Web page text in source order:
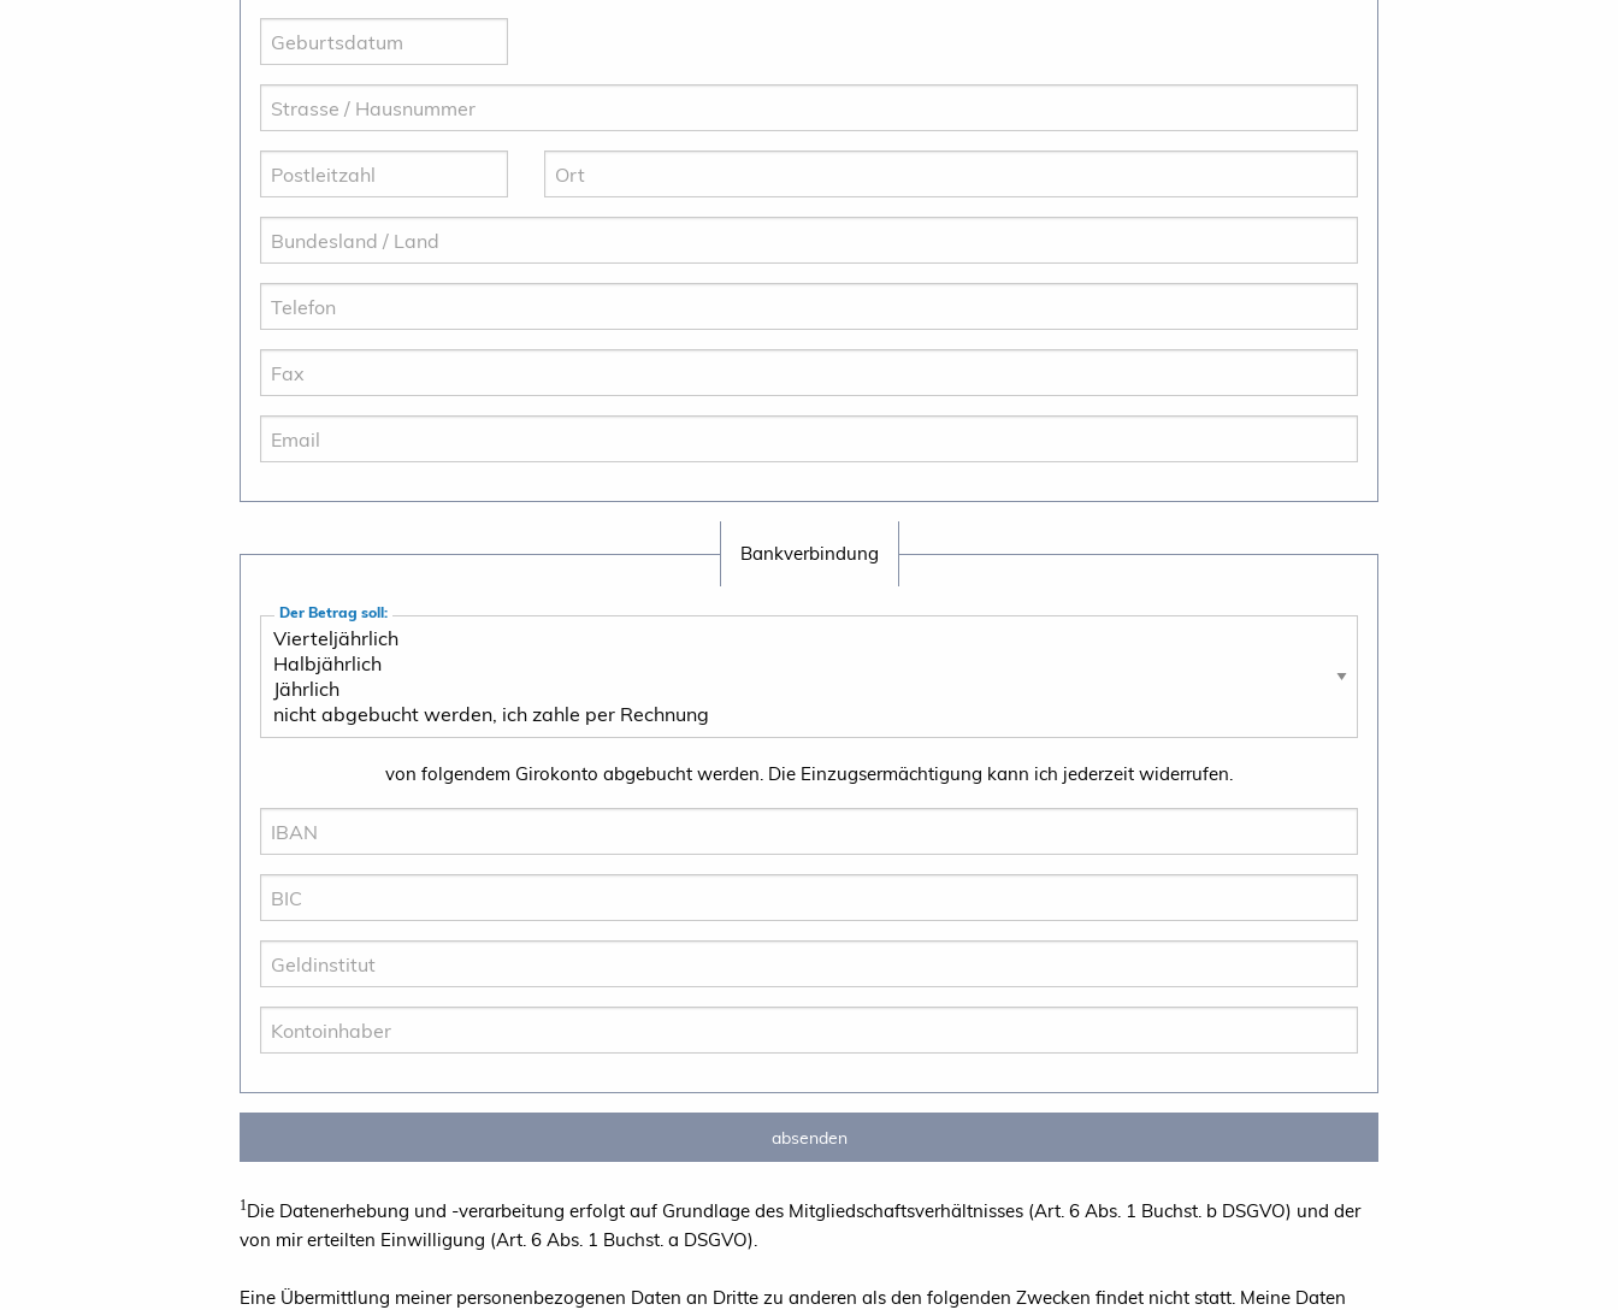
Bankverbindung
Der Betrag soll:
von folgendem Girokonto abgebucht werden. Die Einzugsermächtigung kann ich jederzeit widerrufen.
1Die Datenerhebung und -verarbeitung erfolgt auf Grundlage des Mitgliedschaftsverhältnisses (Art. 6 Abs. 1 Buchst. b DSGVO) und der
von mir erteilten Einwilligung (Art. 6 Abs. 1 Buchst. a DSGVO).
Eine Übermittlung meiner personenbezogenen Daten an Dritte zu anderen als den folgenden Zwecken findet nicht statt. Meine Daten